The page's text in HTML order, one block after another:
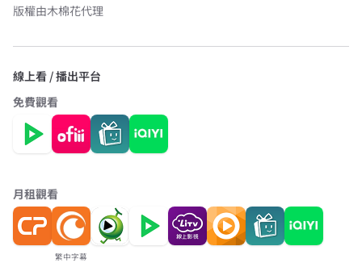
版權由木棉花代理
線上看 / 播出平台
免費觀看
月租觀看
繁中字幕